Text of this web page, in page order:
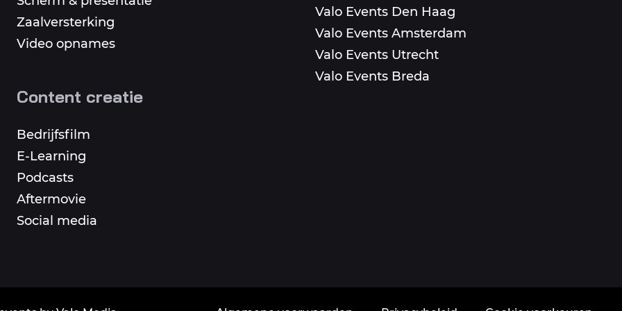
Zaalversterking
Video opnames
Content creatie
Bedrijfsfilm
E-Learning
Podcasts
Aftermovie
Social media
Valo Events Den Haag
Valo Events Amsterdam
Valo Events Utrecht
Valo Events Breda